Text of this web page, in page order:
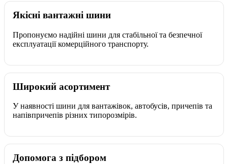
Якісні вантажні шини
Пропонуємо надійні шини для стабільної та безпечної
експлуатації комерційного транспорту.
Широкий асортимент
У наявності шини для вантажівок, автобусів, причепів та
напівпричепів різних типорозмірів.
Допомога з підбором